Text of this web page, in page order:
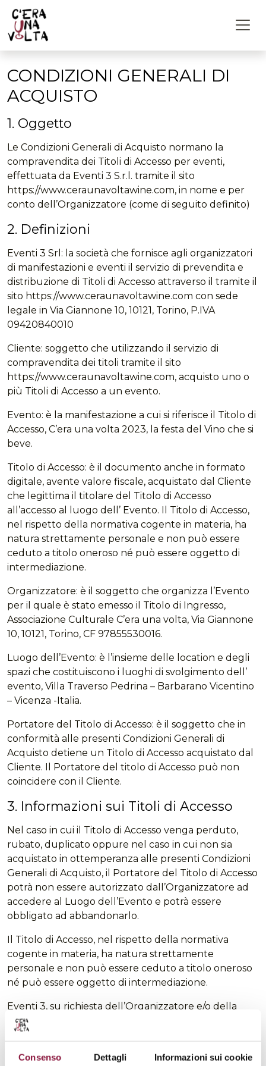
Consenso Dettagli Informazioni sui cookie
CONDIZIONI GENERALI DI
ACQUISTO
1. Oggetto
Le Condizioni Generali di Acquisto normano la
compravendita dei Titoli di Accesso per eventi,
effettuata da Eventi 3 S.r.l. tramite il sito
https://www.ceraunavoltawine.com, in nome e per
conto dell’Organizzatore (come di seguito definito)
2. Definizioni
Eventi 3 Srl: la società che fornisce agli organizzatori
di manifestazioni e eventi il servizio di prevendita e
distribuzione di Titoli di Accesso attraverso il tramite il
sito https://www.ceraunavoltawine.com con sede
legale in Via Giannone 10, 10121, Torino, P.IVA
09420840010
Cliente: soggetto che utilizzando il servizio di
compravendita dei titoli tramite il sito
https://www.ceraunavoltawine.com, acquisto uno o
più Titoli di Accesso a un evento.
Evento: è la manifestazione a cui si riferisce il Titolo di
Accesso, C’era una volta 2023, la festa del Vino che si
beve.
Titolo di Accesso: è il documento anche in formato
digitale, avente valore fiscale, acquistato dal Cliente
che legittima il titolare del Titolo di Accesso
all’accesso al luogo dell’ Evento. Il Titolo di Accesso,
nel rispetto della normativa cogente in materia, ha
natura strettamente personale e non può essere
ceduto a titolo oneroso né può essere oggetto di
intermediazione.
Organizzatore: è il soggetto che organizza l’Evento
per il quale è stato emesso il Titolo di Ingresso,
Associazione Culturale C’era una volta, Via Giannone
10, 10121, Torino, CF 97855530016.
Luogo dell’Evento: è l’insieme delle location e degli
spazi che costituiscono i luoghi di svolgimento dell’
evento, Villa Traverso Pedrina – Barbarano Vicentino
– Vicenza -Italia.
Portatore del Titolo di Accesso: è il soggetto che in
conformità alle presenti Condizioni Generali di
Acquisto detiene un Titolo di Accesso acquistato dal
Cliente. Il Portatore del titolo di Accesso può non
coincidere con il Cliente.
3. Informazioni sui Titoli di Accesso
Nel caso in cui il Titolo di Accesso venga perduto,
rubato, duplicato oppure nel caso in cui non sia
acquistato in ottemperanza alle presenti Condizioni
Generali di Acquisto, il Portatore del Titolo di Accesso
potrà non essere autorizzato dall’Organizzatore ad
accedere al Luogo dell’Evento e potrà essere
obbligato ad abbandonarlo.
Il Titolo di Accesso, nel rispetto della normativa
cogente in materia, ha natura strettamente
personale e non può essere ceduto a titolo oneroso
né può essere oggetto di intermediazione.
Eventi 3, su richiesta dell’Organizzatore e/o della
Pubblica Autorità, potrà in qualsiasi momento
annullare un Titolo di Accesso.
4. Prezzo e Commissioni